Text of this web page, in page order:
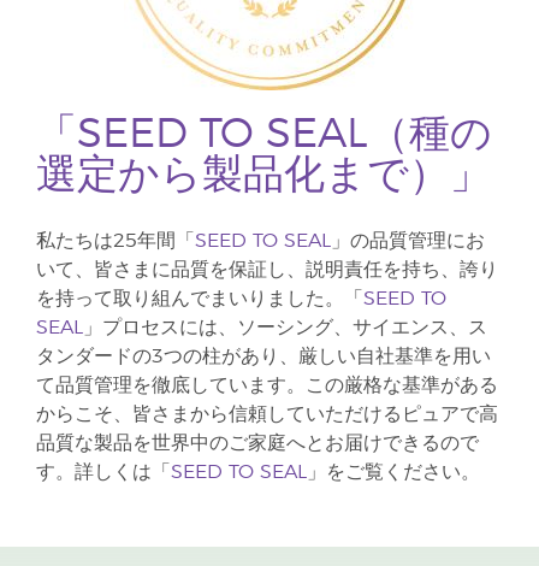
「SEED TO SEAL（種の
選定から製品化まで）」
私たちは25年間「 SEED TO SEAL
」の品質管理にお
いて、皆さまに品質を保証し、説明責任を持ち、誇り
を持って取り組んでまいりました。「 SEED TO
SEAL
」プロセスには、ソーシング、サイエンス、ス
タンダードの3つの柱があり、厳しい自社基準を用い
て品質管理を徹底しています。この厳格な基準がある
からこそ、皆さまから信頼していただけるピュアで高
品質な製品を世界中のご家庭へとお届けできるので
す。詳しくは「 SEED TO SEAL 」をご覧ください。